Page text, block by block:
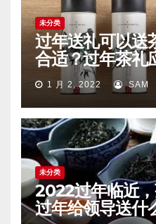
未分类
过年送礼可以送
合适？过年茶礼
1 月 2, 2022 SAM
未分类
2022过年临近
过年给领导送什